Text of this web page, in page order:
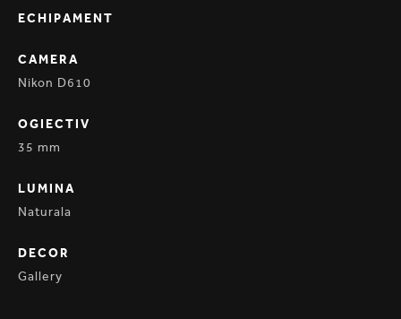
ECHIPAMENT
CAMERA
Nikon D610
OGIECTIV
35 mm
LUMINA
Naturala
DECOR
Gallery